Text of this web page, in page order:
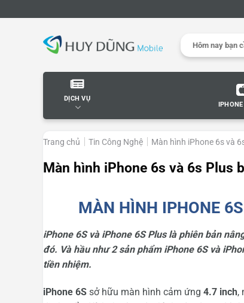
to
Search
DỊCH VỤ
Trang chủ Tin Công Nghệ Màn hình iPhone 6s và
Màn hình iPhone 6s và 6s Plus
MÀN HÌNH IPHONE
iPhone 6S và iPhone 6S Plus là phiên bản
đó. Và hầu như 2 sản phẩm iPhone 6S và
tiền nhiệm.
iPhone 6S sở hữu màn hình cảm ứng 4.7 inch,